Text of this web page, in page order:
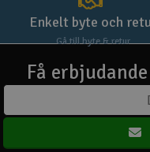
Enkelt byte och
Gå till byte & retur
Få